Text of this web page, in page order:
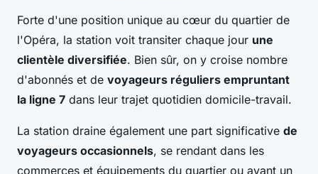
Forte d'une position unique au cœur du quartier de
l'Opéra, la station voit transiter chaque jour une
clientèle diversifiée. Bien sûr, on y croise nombre
d'abonnés et de voyageurs réguliers empruntant
la ligne 7 dans leur trajet quotidien domicile-travail.
La station draine également une part significative de
voyageurs occasionnels, se rendant dans les
commerces et équipements du quartier ou ayant un